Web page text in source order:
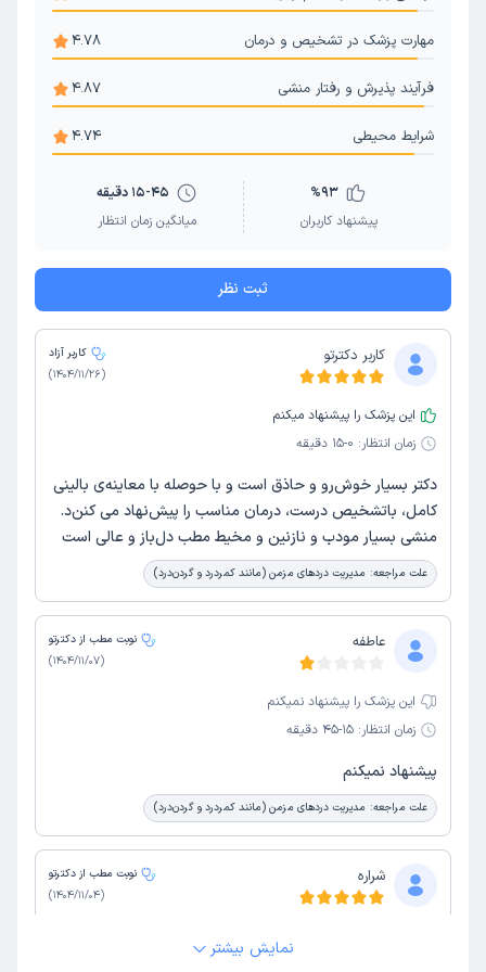
تزریق در نقاط ماشه ای (تریگرپوینت)
تمرین درمانی (ورزش درمانی) مهارت پزشک در تشخیص و درمان 4.78
فرآیند پذیرش و رفتار منشی 4.87
شرایط محیطی 4.74
%93
پیشنهاد کاربران
15-45 دقیقه
میانگین زمان انتظار
ثبت نظر
کاربر دکترتو
کاربر آزاد
(
1404/11/26
)
این پزشک را پیشنهاد میکنم
زمان انتظار: 0-15 دقیقه
دکتر بسیار خوش‌رو و حاذق است و با حوصله با معاینه‌ی بالینی
کامل، باتشخیص درست، درمان مناسب را پیش‌نهاد می کنن‌د.
منشی بسیار مودب و نازنین و مخیط مطب دل‌باز و عالی است
علت مراجعه: مدیریت دردهای مزمن (مانند کمردرد و گردن‌درد)
عاطفه
نوبت مطب از دکترتو
(
1404/11/07
)
این پزشک را پیشنهاد نمیکنم
زمان انتظار: 15-45 دقیقه
پیشنهاد نمیکنم
علت مراجعه: مدیریت دردهای مزمن (مانند کمردرد و گردن‌درد)
شراره
نوبت مطب از دکترتو
(
1404/11/04
)
نمایش بیشتر